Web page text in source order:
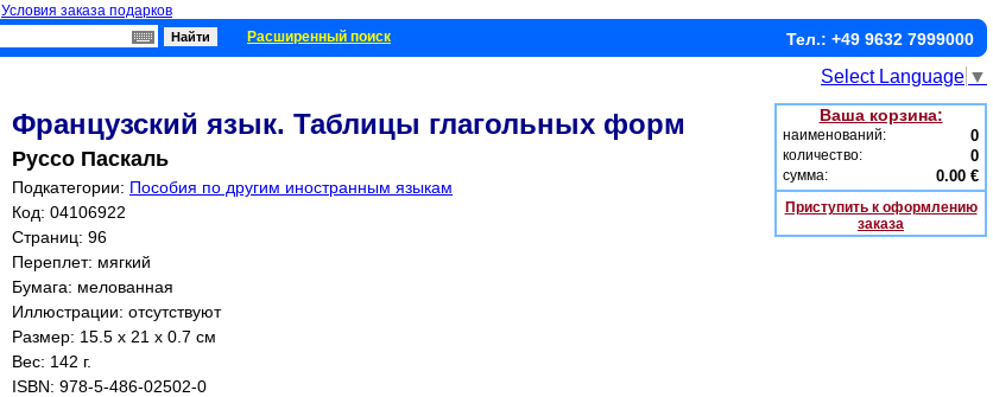
Условия заказа подарков
Расширенный поиск Тел.: +49 9632 7999000
Select Language ▼
Французский язык. Таблицы глагольных форм
Руссо Паскаль
Подкатегории: Пособия по другим иностранным языкам
Код: 04106922
Страниц: 96
Переплет: мягкий
Бумага: мелованная
Иллюстрации: отсутствуют
Размер: 15.5 x 21 x 0.7 см
Вес: 142 г.
ISBN: 978-5-486-02502-0
Ваша корзина:
наименований: 0
количество: 0
сумма: 0.00 €
Приступить к оформлению
заказа